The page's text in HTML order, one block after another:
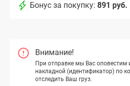
Бонус за покупку: 891 руб.
Внимание!
При отправке мы Вас
накладной (идентификатор) по
отследить Ваш груз.